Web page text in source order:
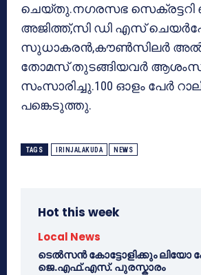
ചെയ്തു.നഗരസഭ
അജിത്ത്,സി ഡി എസ്
സുധാകരന്‍,കൗണ്‍സിലര്‍
തോമസ് തുടങ്ങിയവര്‍
സംസാരിച്ചു.100 ഓളം പേര്‍
പങ്കെടുത്തു.
TAGS IRINJALAKUDA NEWS
Hot this week
Local News
ടെൽസൻ കോട്ടോളിക്കും ലിയോ
ജെ.എഫ്.എസ്. പുരസ്കാരം